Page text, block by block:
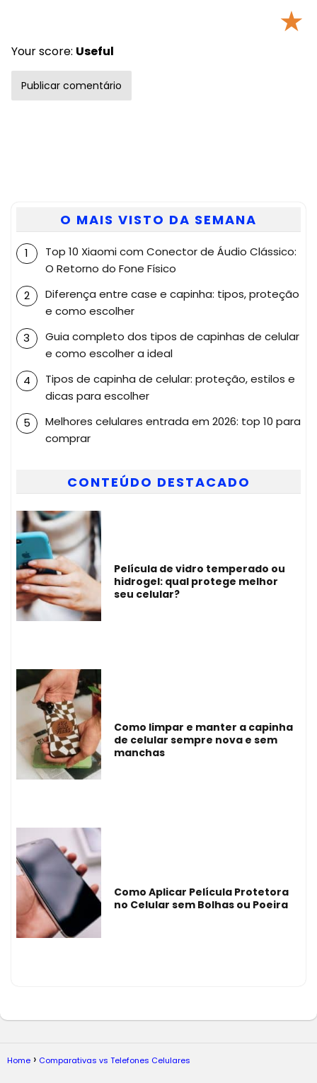
★
Your score: Useful
O MAIS VISTO DA SEMANA
Top 10 Xiaomi com Conector de Áudio Clássico:
O Retorno do Fone Físico
Diferença entre case e capinha: tipos, proteção
e como escolher
Guia completo dos tipos de capinhas de celular
e como escolher a ideal
Tipos de capinha de celular: proteção, estilos e
dicas para escolher
Melhores celulares entrada em 2026: top 10 para
comprar
CONTEÚDO DESTACADO
Película de vidro temperado ou
hidrogel: qual protege melhor
seu celular?
Como limpar e manter a capinha
de celular sempre nova e sem
manchas
Como Aplicar Película Protetora
no Celular sem Bolhas ou Poeira
Home Comparativas vs Telefones Celulares